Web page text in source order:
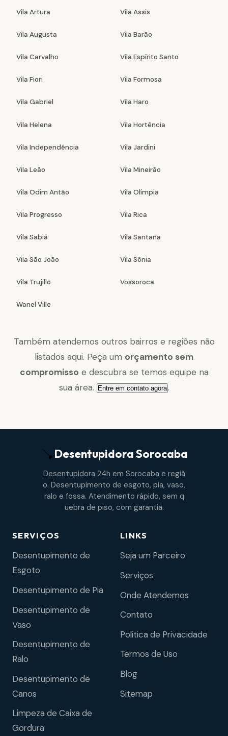
Vila Artura Vila Assis
Vila Augusta Vila Barão
Vila Carvalho Vila Espírito Santo
Vila Fiori Vila Formosa
Vila Gabriel Vila Haro
Vila Helena Vila Hortência
Vila Independência Vila Jardini
Vila Leão Vila Mineirão
Vila Odim Antão Vila Olímpia
Vila Progresso Vila Rica
Vila Sabiá Vila Santana
Vila São João Vila Sônia
Vila Trujillo Vossoroca
Wanel Ville
Também atendemos outros bairros e regiões não
listados aqui. Peça um orçamento sem
compromisso e descubra se temos equipe na
sua área. Entre em contato agora.
DesentupidoraSorocaba
Desentupidora 24h em Sorocaba e regiã
o. Desentupimento de esgoto, pia, vaso,
ralo e fossa. Atendimento rápido, sem q
uebra de piso, com garantia.
SERVIÇOS
Desentupimento de
Esgoto
Desentupimento de Pia
Desentupimento de
Vaso
Desentupimento de
Ralo
Desentupimento de
Canos
Limpeza de Caixa de
Gordura
LINKS
Seja um Parceiro
Serviços
Onde Atendemos
Contato
Política de Privacidade
Termos de Uso
Blog
Sitemap